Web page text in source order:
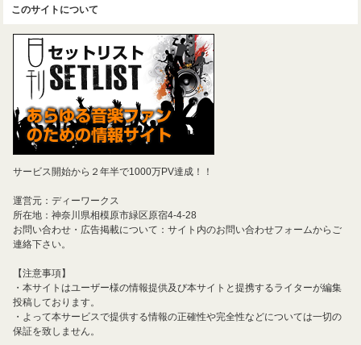
このサイトについて
サービス開始から２年半で1000万PV達成！！
運営元：ディーワークス
所在地：神奈川県相模原市緑区原宿4-4-28
お問い合わせ・広告掲載について：サイト内のお問い合わせフォームからご
連絡下さい。
【注意事項】
・本サイトはユーザー様の情報提供及び本サイトと提携するライターが編集
投稿しております。
・よって本サービスで提供する情報の正確性や完全性などについては一切の
保証を致しません。